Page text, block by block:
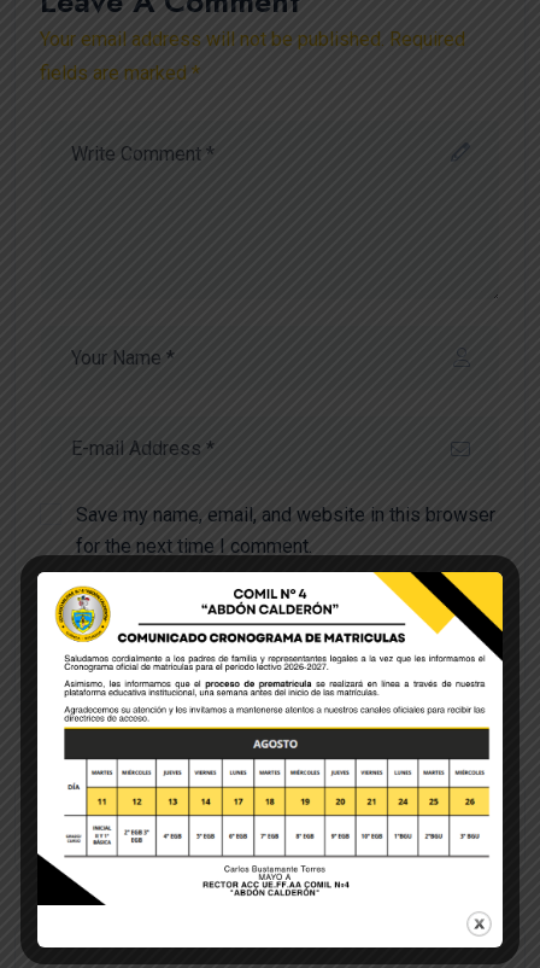
Your email address will not be published. Required
fields are marked *
Save my name, email, and website in this browser
for the next time I comment.
POST COMMENT